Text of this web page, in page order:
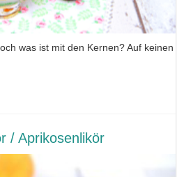
was ist mit den Kernen? Auf keinen
/ Aprikosenlikör